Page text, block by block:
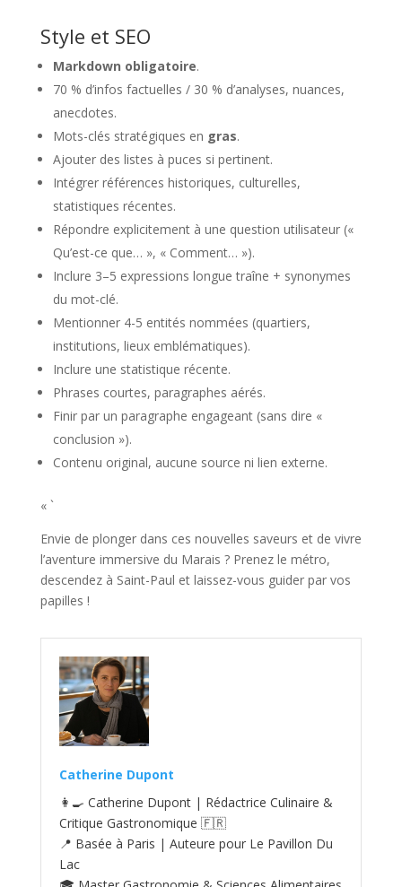
Style et SEO
Markdown obligatoire.
70 % d’infos factuelles / 30 % d’analyses, nuances,
anecdotes.
Mots-clés stratégiques en gras.
Ajouter des listes à puces si pertinent.
Intégrer références historiques, culturelles,
statistiques récentes.
Répondre explicitement à une question utilisateur («
Qu’est-ce que… », « Comment… »).
Inclure 3–5 expressions longue traîne + synonymes
du mot-clé.
Mentionner 4-5 entités nommées (quartiers,
institutions, lieux emblématiques).
Inclure une statistique récente.
Phrases courtes, paragraphes aérés.
Finir par un paragraphe engageant (sans dire «
conclusion »).
Contenu original, aucune source ni lien externe.
« `
Envie de plonger dans ces nouvelles saveurs et de vivre
l’aventure immersive du Marais ? Prenez le métro,
descendez à Saint-Paul et laissez-vous guider par vos
papilles !
Catherine Dupont
👩‍🍳 Catherine Dupont | Rédactrice Culinaire &
Critique Gastronomique 🇫🇷
📍 Basée à Paris | Auteure pour Le Pavillon Du
Lac